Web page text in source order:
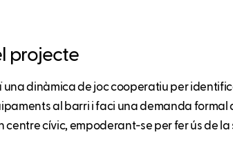
projecte
una dinàmica de joc cooperatiu per
al barri i faci una demanda formal
centre cívic, empoderant-se per fer ús de la